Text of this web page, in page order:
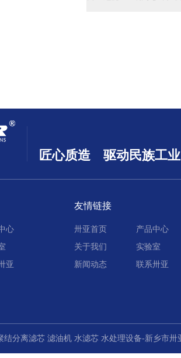
匠心质造 驱动民族工业
心
亚
友情链接
卅亚首页
产品中心
关于我们
实验室
新闻动态
联系卅亚
结分离滤芯 滤油机 水滤芯 水处理设备-新乡